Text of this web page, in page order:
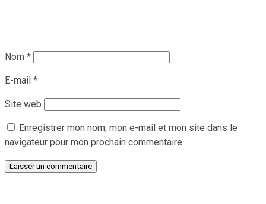
Nom *
E-mail *
Site web
Enregistrer mon nom, mon e-mail et mon site dans le
navigateur pour mon prochain commentaire.